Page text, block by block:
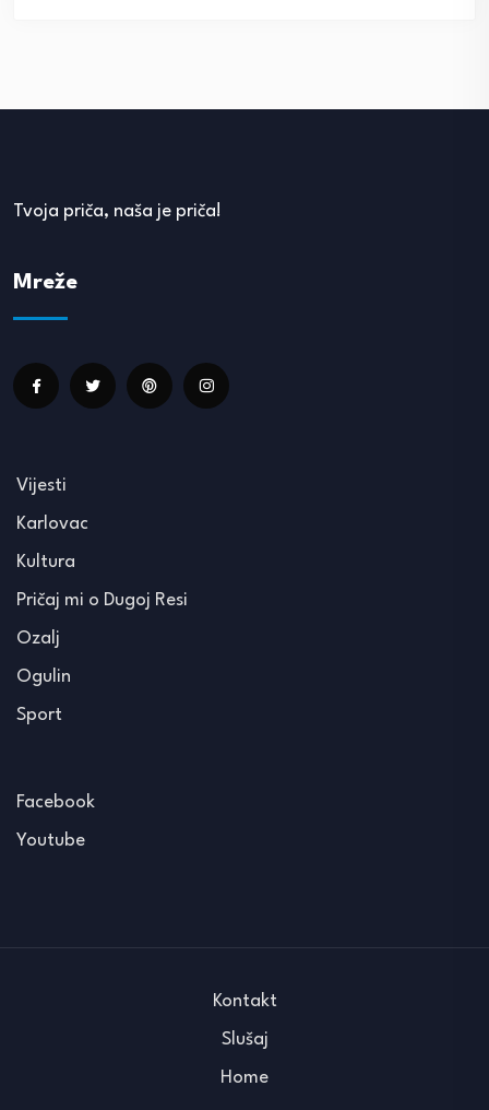
Tvoja priča, naša je priča!
Mreže
Vijesti
Karlovac
Kultura
Pričaj mi o Dugoj Resi
Ozalj
Ogulin
Sport
Facebook
Youtube
Kontakt
Slušaj
Home